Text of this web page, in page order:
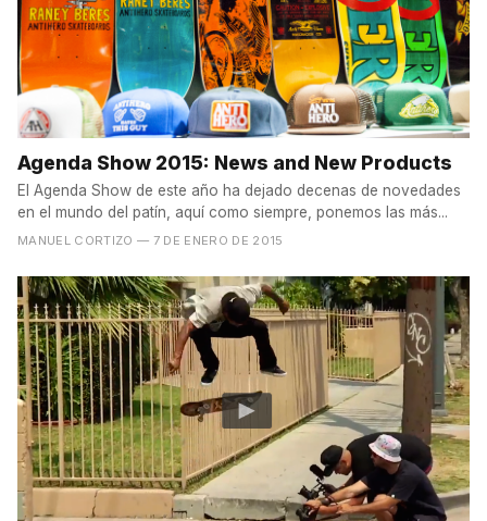
Agenda Show 2015: News and New Products
El Agenda Show de este año ha dejado decenas de novedades
en el mundo del patín, aquí como siempre, ponemos las más...
MANUEL CORTIZO — 7 DE ENERO DE 2015